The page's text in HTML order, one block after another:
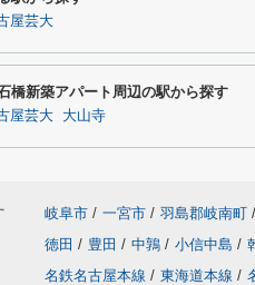
屋芸大
橋新築アパート周辺の駅から探す
屋芸大 大山寺
岐阜市 / 一宮市 / 羽島郡岐南町 /
徳田 / 豊田 / 中鶉 / 小信中島 /
名鉄名古屋本線 / 東海道本線 /